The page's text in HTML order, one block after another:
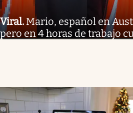
Viral. Mario, español en
pero en 4 horas de trabajo